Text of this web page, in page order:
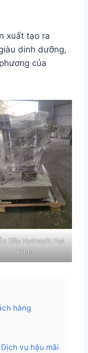
xuất tạo ra
dinh dưỡng,
của
Dầu Hydraulic Hạt
Lanh
hàng
vụ hậu mãi